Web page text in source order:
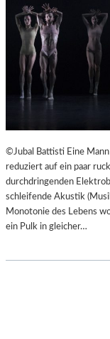
©Jubal Battisti Eine
reduziert auf ein paar
durchdringenden
schleifende Akustik
Monotonie des Lebens
ein Pulk in gleicher…